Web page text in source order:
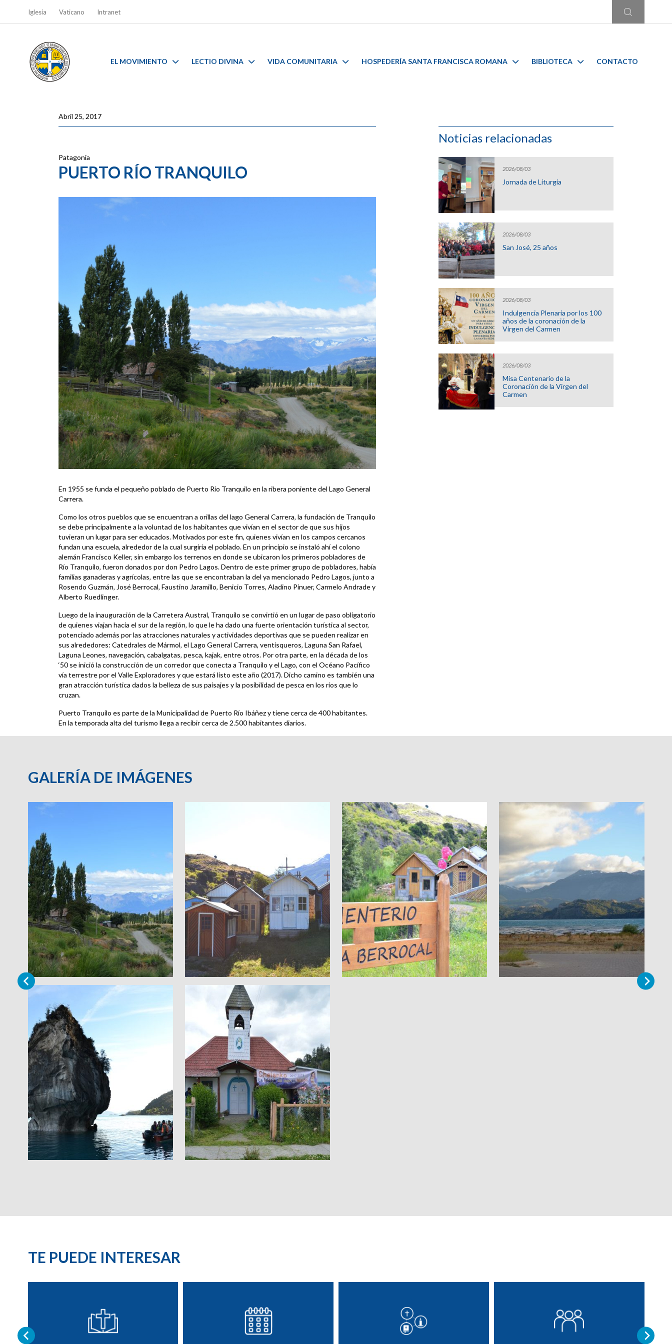
Iglesia Vaticano Intranet
EL MOVIMIENTO LECTIO DIVINA VIDA COMUNITARIA HOSPEDERÍA SANTA FRANCISCA ROMANA BIBLIOTECA CONTACTO
Abril 25, 2017
Patagonia
PUERTO RÍO TRANQUILO
En 1955 se funda el pequeño poblado de Puerto Río Tranquilo en la ribera poniente del Lago General
Carrera.
Como los otros pueblos que se encuentran a orillas del lago General Carrera, la fundación de Tranquilo
se debe principalmente a la voluntad de los habitantes que vivían en el sector de que sus hijos
tuvieran un lugar para ser educados. Motivados por este fin, quienes vivían en los campos cercanos
fundan una escuela, alrededor de la cual surgiría el poblado. En un principio se instaló ahí el colono
alemán Francisco Keller, sin embargo los terrenos en donde se ubicaron los primeros pobladores de
Río Tranquilo, fueron donados por don Pedro Lagos. Dentro de este primer grupo de pobladores, había
familias ganaderas y agrícolas, entre las que se encontraban la del ya mencionado Pedro Lagos, junto a
Rosendo Guzmán, José Berrocal, Faustino Jaramillo, Benicio Torres, Aladino Pinuer, Carmelo Andrade y
Alberto Ruedlinger.
Luego de la inauguración de la Carretera Austral, Tranquilo se convirtió en un lugar de paso obligatorio
de quienes viajan hacia el sur de la región, lo que le ha dado una fuerte orientación turística al sector,
potenciado además por las atracciones naturales y actividades deportivas que se pueden realizar en
sus alrededores: Catedrales de Mármol, el Lago General Carrera, ventisqueros, Laguna San Rafael,
Laguna Leones, navegación, cabalgatas, pesca, kajak, entre otros. Por otra parte, en la década de los
‘50 se inició la construcción de un corredor que conecta a Tranquilo y el Lago, con el Océano Pacífico
vía terrestre por el Valle Exploradores y que estará listo este año (2017). Dicho camino es también una
gran atracción turística dados la belleza de sus paisajes y la posibilidad de pesca en los ríos que lo
cruzan.
Puerto Tranquilo es parte de la Municipalidad de Puerto Río Ibáñez y tiene cerca de 400 habitantes.
En la temporada alta del turismo llega a recibir cerca de 2.500 habitantes diarios.
Noticias relacionadas
2026/08/03
Jornada de Liturgia
2026/08/03
San José, 25 años
2026/08/03
Indulgencia Plenaria por los 100
años de la coronación de la
Virgen del Carmen
2026/08/03
Misa Centenario de la
Coronación de la Virgen del
Carmen
GALERÍA DE IMÁGENES
TE PUEDE INTERESAR